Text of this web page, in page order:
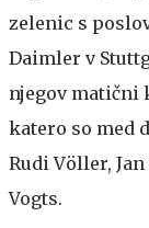
zelenic s
Daimler v
njegov matični
katero so med
Rudi Völler,
Vogts.